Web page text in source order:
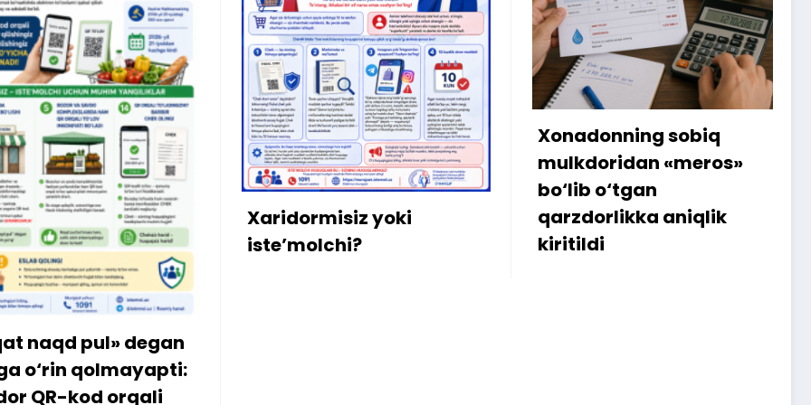
Xaridormisiz yoki
iste’molchi?
Xonadonning sobiq
mulkdoridan «meros»
bo‘lib o‘tgan
qarzdorlikka aniqlik
kiritildi
Internetdagi xarid
amalga
sababli 300 ming
iste’molchiga